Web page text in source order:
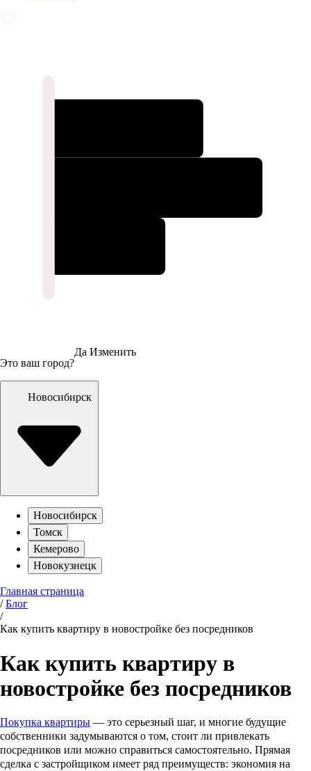
Это ваш город?
Да Изменить
Новосибирск
Новосибирск
Томск
Кемерово
Новокузнецк
Главная страница
/Блог
/
Как купить квартиру в новостройке без посредников
Как купить квартиру в
новостройке без посредников
Покупка квартиры — это серьезный шаг, и многие будущие
собственники задумываются о том, стоит ли привлекать
посредников или можно справиться самостоятельно. Прямая
сделка с застройщиком имеет ряд преимуществ: экономия на